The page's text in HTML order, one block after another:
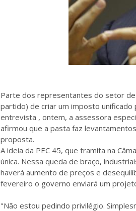
Parte dos representantes do setor de
partido) de criar um imposto unificado
entrevista , ontem, a assessora
afirmou que a pasta faz
proposta.
A ideia da PEC 45, que tramita na
única. Nessa queda de braço,
haverá aumento de preços e
fevereiro o governo enviará um
"Não estou pedindo privilégio.